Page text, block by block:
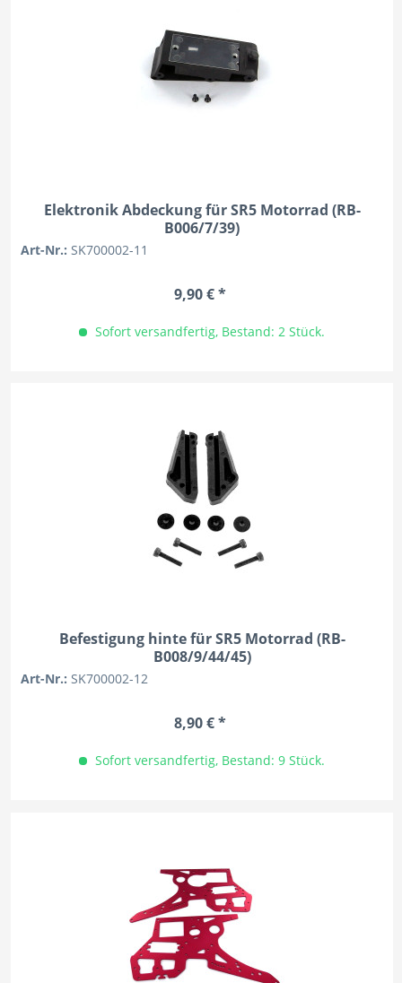
Elektronik Abdeckung für SR5 Motorrad (RB-
B006/7/39)
Art-Nr.:SK700002-11
9,90 € *
Sofort versandfertig, Bestand: 2 Stück.
Befestigung hinte für SR5 Motorrad (RB-
B008/9/44/45)
Art-Nr.:SK700002-12
8,90 € *
Sofort versandfertig, Bestand: 9 Stück.